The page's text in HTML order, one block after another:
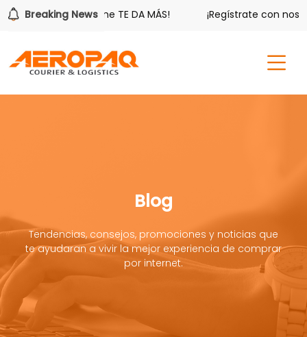
Breaking News
¡Aeropaq Prime TE DA MÁS! ¡Regístrate con
Blog
Tendencias, consejos, promociones y noticias que
te ayudaran a vivir la mejor experiencia de comprar
por internet.